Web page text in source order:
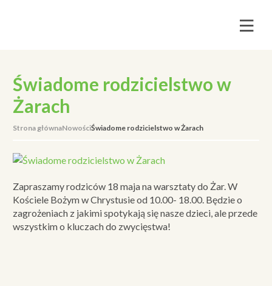
Świadome rodzicielstwo w
Żarach
Strona głównaNowościŚwiadome rodzicielstwo w Żarach
Zapraszamy rodziców 18 maja na warsztaty do Żar. W
Kościele Bożym w Chrystusie od 10.00- 18.00. Będzie o
zagrożeniach z jakimi spotykają się nasze dzieci, ale przede
wszystkim o kluczach do zwycięstwa!